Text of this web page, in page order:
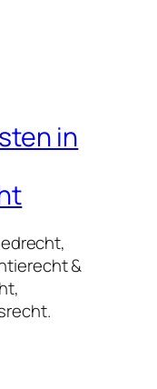
in
&